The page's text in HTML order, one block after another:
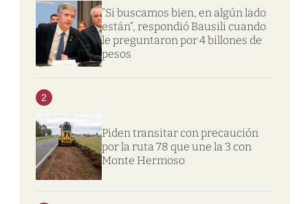
“Si buscamos bien, en algún lado
están”, respondió Bausili cuando
le preguntaron por 4 billones de
pesos
2
Piden transitar con precaución
por la ruta 78 que une la 3 con
Monte Hermoso